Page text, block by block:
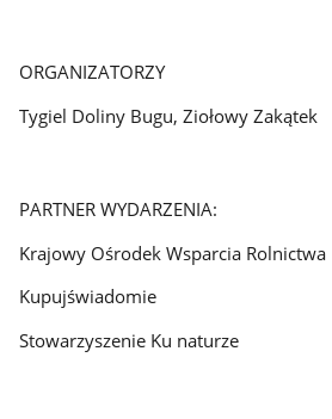
ORGANIZATORZY
Tygiel Doliny Bugu, Ziołowy Zakątek
PARTNER WYDARZENIA:
Krajowy Ośrodek Wsparcia Rolnictwa
Kupujświadomie
Stowarzyszenie Ku naturze